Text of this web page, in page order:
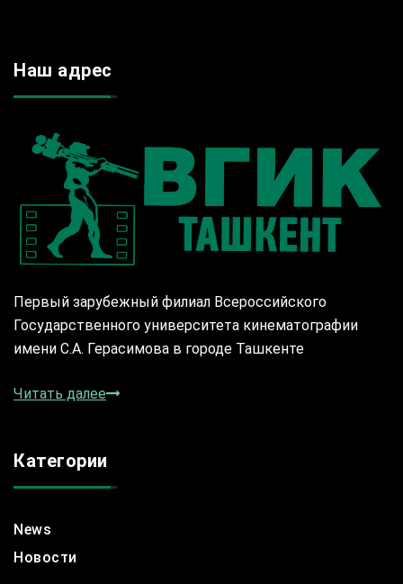
Наш адрес
Первый зарубежный филиал Всероссийского
Государственного университета кинематографии
имени С.А. Герасимова в городе Ташкенте
Читать далее
Категории
News
Новости